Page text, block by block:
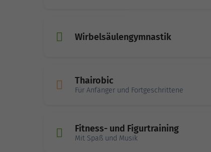
Wirbelsäulengymnastik
Thairobic
Für Anfänger und Fortgeschrittene
Fitness- und Figurtraining
Mit Spaß und Musik